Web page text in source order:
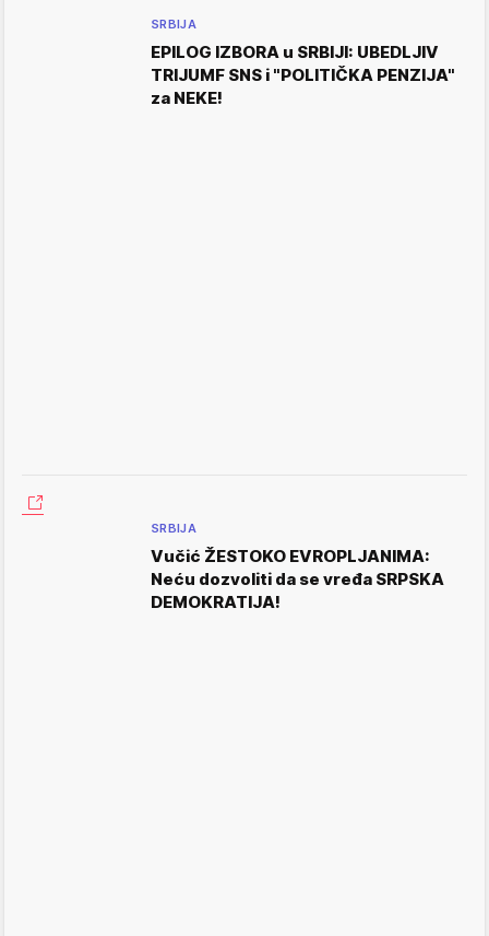
SRBIJA
EPILOG IZBORA u SRBIJI: UBEDLJIV
TRIJUMF SNS i "POLITIČKA PENZIJA"
za NEKE!
SRBIJA
Vučić ŽESTOKO EVROPLJANIMA:
Neću dozvoliti da se vređa SRPSKA
DEMOKRATIJA!